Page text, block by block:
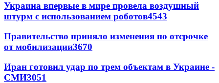
Украина впервые в мире провела воздушный
штурм с использованием роботов4543
Правительство приняло изменения по отсрочке
от мобилизации3670
Иран готовил удар по трем объектам в Украине -
СМИ3051